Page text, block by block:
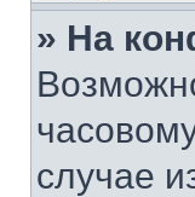
» На
случае